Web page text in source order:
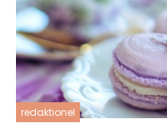
redaktionel